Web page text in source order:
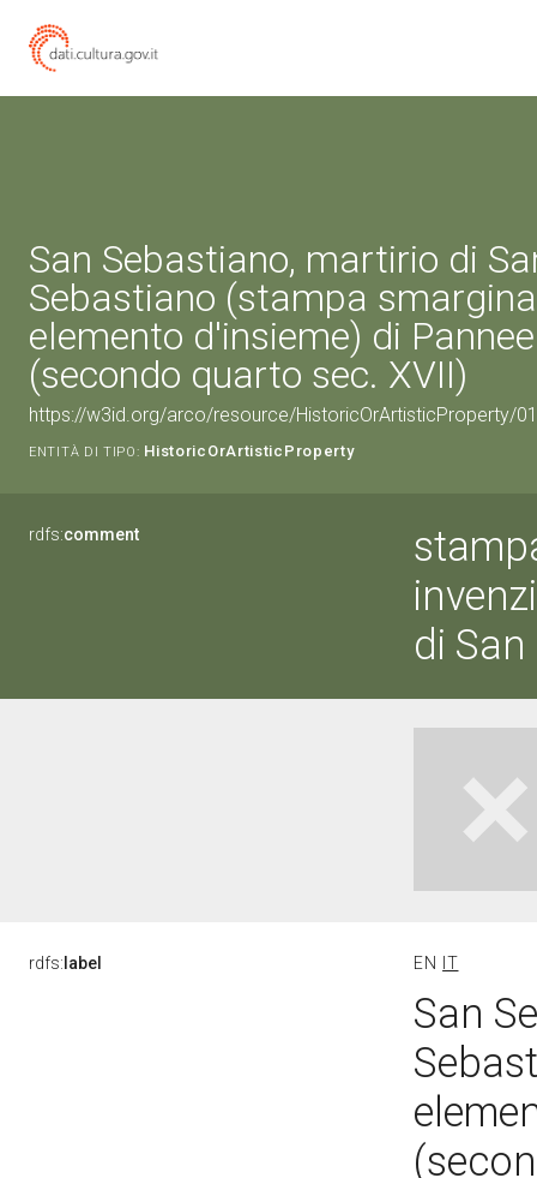
San Sebastiano, martirio di
Sebastiano (stampa
elemento d'insieme) di
(secondo quarto sec. XVII)
https://w3id.org/arco/resource/HistoricOrArtisticProperty/
ENTITÀ DI TIPO: HistoricOrArtisticProperty
rdfs:comment
di
rdfs: label EN IT
San